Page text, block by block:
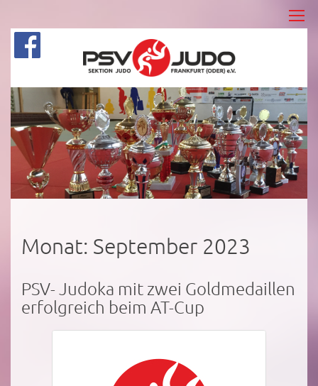
Monat: September 2023
PSV- Judoka mit zwei Goldmedaillen
erfolgreich beim AT-Cup